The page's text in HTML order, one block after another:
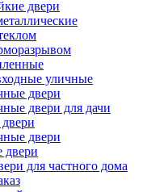
двери
уличные
двери
двери для дачи
двери
двери
для частного дома